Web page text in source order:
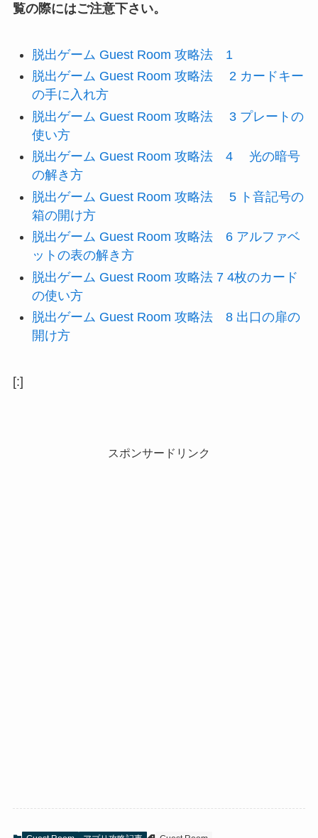
覧の際にはご注意下さい。
脱出ゲーム Guest Room 攻略法 1
脱出ゲーム Guest Room 攻略法 2 カードキー
の手に入れ方
脱出ゲーム Guest Room 攻略法 3 プレートの
使い方
脱出ゲーム Guest Room 攻略法 4 光の暗号
の解き方
脱出ゲーム Guest Room 攻略法 5 ト音記号の
箱の開け方
脱出ゲーム Guest Room 攻略法 6 アルファベ
ットの表の解き方
脱出ゲーム Guest Room 攻略法 7 4枚のカード
の使い方
脱出ゲーム Guest Room 攻略法 8 出口の扉の
開け方
[:]
スポンサードリンク